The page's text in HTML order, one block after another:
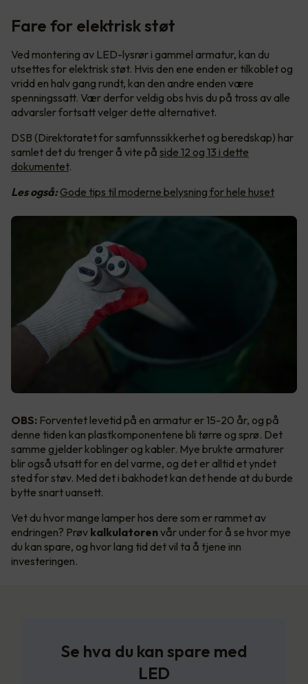
Fare for elektrisk støt
Ved montering av LED-lysrør i gammel armatur, kan du
utsettes for elektrisk støt. Hvis den ene enden er tilkoblet og
vridd en halv gang rundt, kan den andre enden være
spenningssatt. Vær derfor veldig obs hvis du på tross av alle
advarsler fortsatt velger dette alternativet.
DSB (Direktoratet for samfunnssikkerhet og beredskap) har
samlet det du trenger å vite på side 12 og 13 i dette
dokumentet.
Les også: Gode tips til moderne belysning for hele huset
OBS: Forventet levetid på en armatur er 15-20 år, og på
denne tiden kan plastkomponentene bli tørre og sprø. Det
samme gjelder koblinger og kabler. Mye brukte armaturer
blir også utsatt for en del varme, og det er alltid et yndet
sted for støv. Med det i bakhodet kan det hende at du burde
bytte snart uansett.
Vet du hvor mange lamper hos dere som er rammet av
endringen? Prøv kalkulatorenvår under for å se hvor mye
du kan spare, og hvor lang tid det vil ta å tjene inn
investeringen.
Se hva du kan spare med
LED